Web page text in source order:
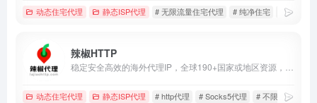
动态住宅代理 静态ISP代理 # 无限流量住宅代理 # 纯净住宅 # 长效ISP
辣椒HTTP
动态住宅代理 静态ISP代理 # http代理 # Socks5代理 # 不限量住宅代理